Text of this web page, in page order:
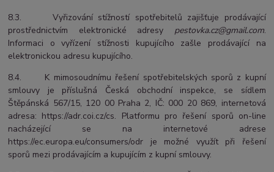
8.3. Vyřizování stížností spotřebitelů zajišťuje prodávající
prostřednictvím elektronické adresy pestovka.cz@gmail.com.
Informaci o vyřízení stížnosti kupujícího zašle prodávající na
elektronickou adresu kupujícího.
8.4. K mimosoudnímu řešení spotřebitelských sporů z kupní
smlouvy je příslušná Česká obchodní inspekce, se sídlem
Štěpánská 567/15, 120 00 Praha 2, IČ: 000 20 869, internetová
adresa: https://adr.coi.cz/cs. Platformu pro řešení sporů on-line
nacházející se na internetové adrese
https://ec.europa.eu/consumers/odr je možné využít při řešení
sporů mezi prodávajícím a kupujícím z kupní smlouvy.